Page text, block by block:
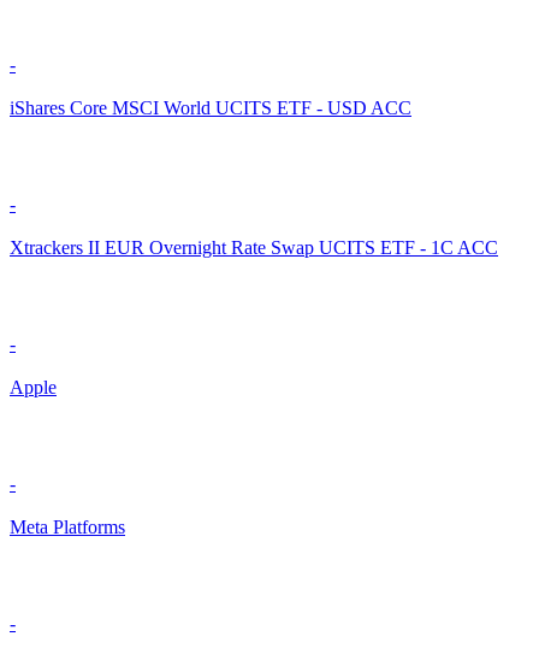
-
iShares Core MSCI World UCITS ETF - USD ACC
-
Xtrackers II EUR Overnight Rate Swap UCITS ETF - 1C ACC
-
Apple
-
Meta Platforms
-